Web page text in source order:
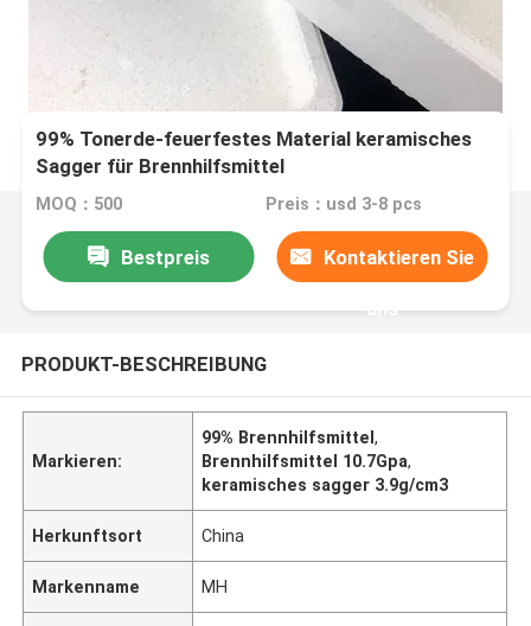
99% Tonerde-feuerfestes Material keramisches
Sagger für Brennhilfsmittel
MOQ：500 Preis：usd 3-8 pcs
Bestpreis Kontaktieren Sie
uns
PRODUKT-BESCHREIBUNG
Markieren:
99% Brennhilfsmittel,
Brennhilfsmittel 10.7Gpa,
keramisches sagger 3.9g/cm3
Herkunftsort China
Markenname MH